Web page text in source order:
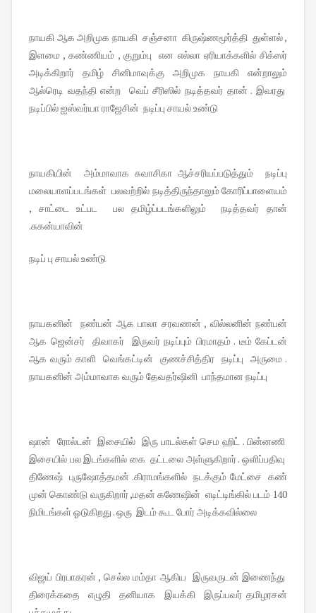
நாயகி ஆக அறிமுக நாயகி சஞ்சனா கிருஷ்ணமூர்த்தி துள்ளல் ,
இளமை , கண்ணியம் , குறும்பு என எல்லா ஏரியாக்களில் சிக்ஸர்
அடிக்கிறார் தமிழ் சினிமாவுக்கு அறிமுக நாயகி என்றாலும்
ஆல்ரெடி வதந்தி என்ற வெப் சீரிஸில் நடித்தவர் தான் . இவரது
நடிப்பில் ஐஸ்வர்யா ராஜேசின் நடிப்பு சாயல் உண்டு
நாயகியின் அம்மாவாக சுவாசிகா ஆச்சரியப்படுத்தும் நடிப்பு
மலையாளப்படங்கள் பலவற்றில் நடித்திருந்தாலும் கோரிப்பாளையம்
, சாட்டை உட்பட பல தமிழ்ப்படங்களிலும் நடித்தவர் தான்
.சுகன்யாவின்
நடிப் பு சாயல் உண்டு
நாயகனின் நண்பன் ஆக பாலா சரவணன் , வில்லனின் நண்பன்
ஆக ஜென்சர் திவாகர் இருவர் நடிப்பும் பிரமாதம் . டீம் கேப்டன்
ஆக வரும் காளி வெங்கட்டின் குணச்சித்திர நடிப்பு அருமை .
நாயகனின் அம்மாவாக வரும் தேவதர்ஷினி பாந்தமான நடிப்பு
ஷான் ரோல்டன் இசையில் இரு பாடல்கள் செம ஹிட் . பின்னணி
இசையில் பல இடங்களில் கை தட்டலை அள்ளுகிறார் . ஒளிப்பதிவு
திணேஷ் புருஷோத்தமன் .கிராமங்களில் நடக்கும் மேட்சை கண்
முன் கொண்டு வருகிறார் ,மதன் கணேஷின் எடிட்டிங்கில் படம் 140
நிமிடங்கள் ஓடுகிறது . ஒரு இடம் கூட போர் அடிக்கவில்லை
விஜய் பிரபாகரன் , செல்ல மம்தா ஆகிய இருவருடன் இணைந்து
திரைக்கதை எழுதி தனியாக இயக்கி இருப்பவர் தமிழரசன்